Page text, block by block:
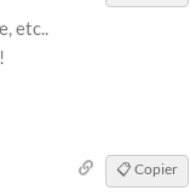
etc..
📋 Copier